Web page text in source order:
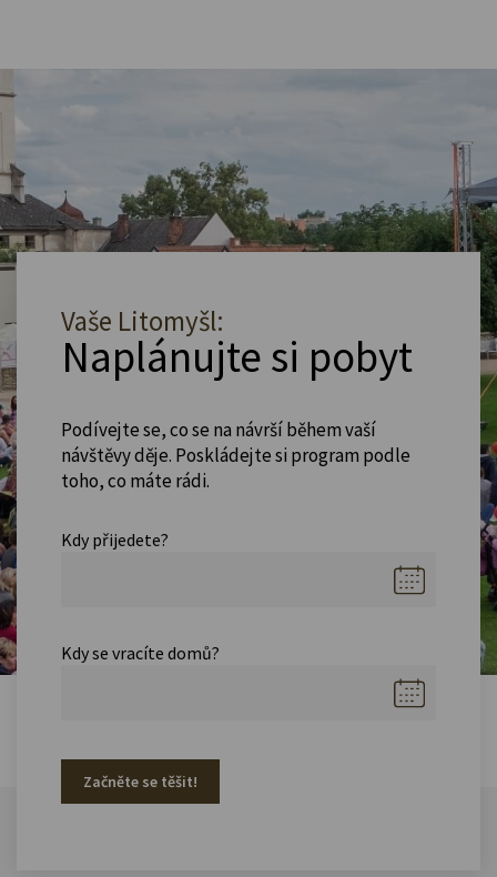
Vaše Litomyšl:
Naplánujte si pobyt
Podívejte se, co se na návrší během vaší
návštěvy děje. Poskládejte si program podle
toho, co máte rádi.
Kdy přijedete?
Kdy se vracíte domů?
Začněte se těšit!